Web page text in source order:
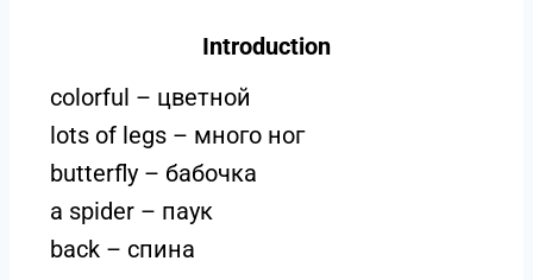
Introduction
colorful – цветной
lots of legs – много ног
butterfly – бабочка
a spider – паук
back – спина